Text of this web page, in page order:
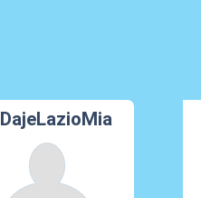
DajeLazioMia